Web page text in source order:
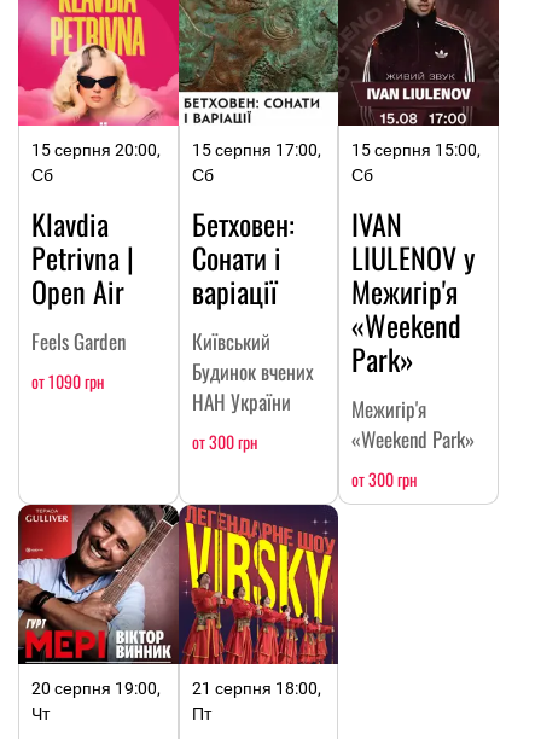
15 серпня 20:00,
Сб
Klavdia
Petrivna |
Open Air
Feels Garden
от 1090 грн
15 серпня 17:00,
Сб
Бетховен:
Сонати і
варіації
Київський
Будинок вчених
НАН України
от 300 грн
15 серпня 15:00,
Сб
IVAN
LIULENOV у
Межигір'я
«Weekend
Park»
Межигір'я
«Weekend Park»
от 300 грн
20 серпня 19:00,
Чт
21 серпня 18:00,
Пт